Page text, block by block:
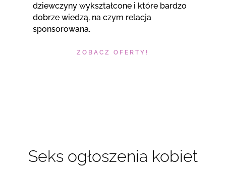
dziewczyny wykształcone i które bardzo
dobrze wiedzą, na czym relacja
sponsorowana.
ZOBACZ OFERTY!
Seks ogłoszenia kobiet